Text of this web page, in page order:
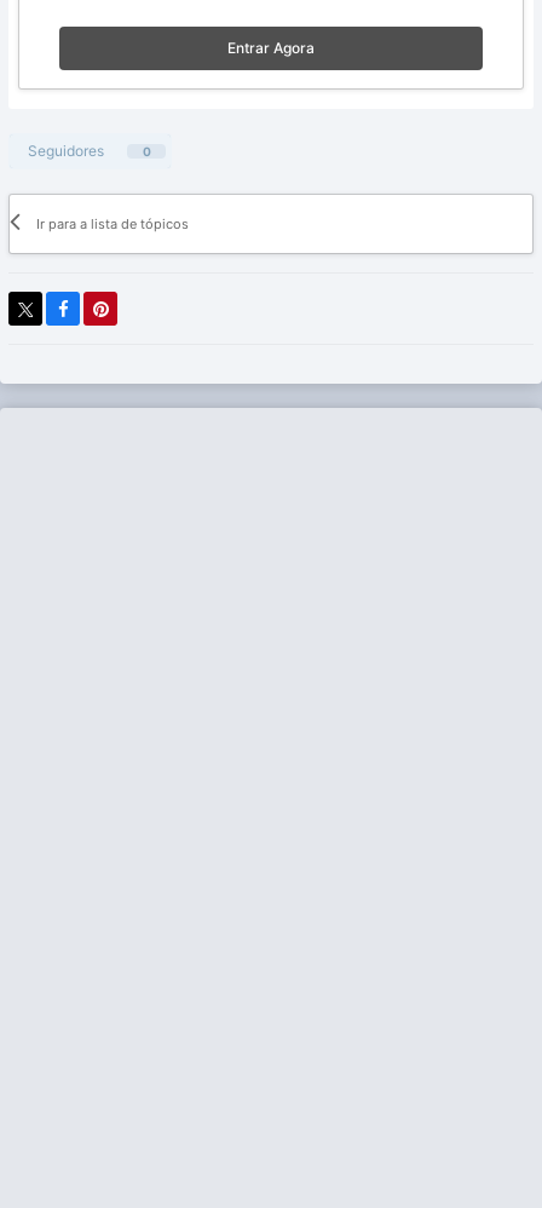
Entrar Agora
Seguidores 0
Ir para a lista de tópicos